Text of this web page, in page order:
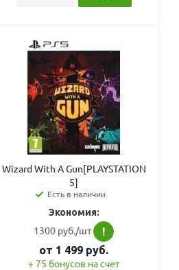
Wizard With A Gun[PLAYSTATION
5]
Есть в наличии
Экономия:
1300 руб./шт
!
от 1 499 руб.
+ 75 бонусов на счет